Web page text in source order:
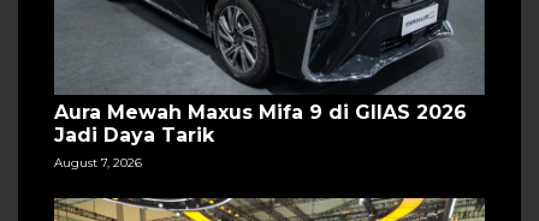
Aura Mewah Maxus Mifa 9 di GIIAS 2026
Jadi Daya Tarik
August 7, 2026